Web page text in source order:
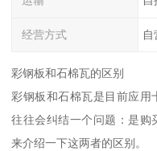
经营方式 自
彩钢板和石棉瓦的区别
彩钢板和石棉瓦是目前应用
往往会纠结一个问题：是购
来介绍一下这两者的区别。